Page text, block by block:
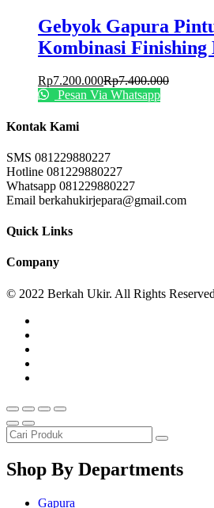
Gebyok Gapura
Kombinasi Finishing
Rp7.200.000Rp7.400.000
Pesan Via Whatsapp
Kontak Kami
SMS 081229880227
Hotline 081229880227
Whatsapp 081229880227
Email berkahukirjepara@gmail.com
Quick Links
Company
© 2022 Berkah Ukir. All Rights Reserved
Shop By Departments
Gapura